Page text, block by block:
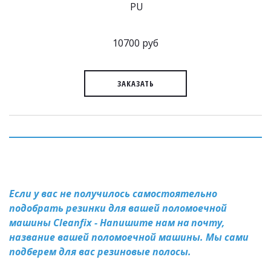
PU
10700 руб
ЗАКАЗАТЬ
Если у вас не получилось самостоятельно
подобрать резинки для вашей поломоечной
машины Cleanfix - Напишите нам на почту,
название вашей поломоечной машины. Мы сами
подберем для вас резиновые полосы.